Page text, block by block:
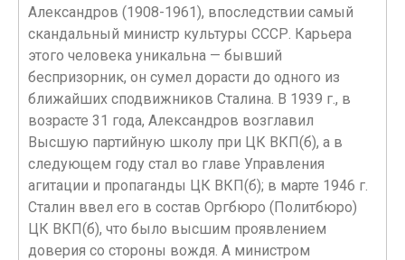
Александров (1908-1961), впоследствии самый
скандальный министр культуры СССР. Карьера
этого человека уникальна — бывший
беспризорник, он сумел дорасти до одного из
ближайших сподвижников Сталина. В 1939 г., в
возрасте 31 года, Александров возглавил
Высшую партийную школу при ЦК ВКП(б), а в
следующем году стал во главе Управления
агитации и пропаганды ЦК ВКП(б); в марте 1946 г.
Сталин ввел его в состав Оргбюро (Политбюро)
ЦК ВКП(б), что было высшим проявлением
доверия со стороны вождя. А министром